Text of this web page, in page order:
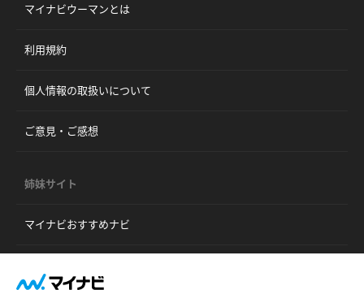
マイナビウーマンとは
利用規約
個人情報の取扱いについて
ご意見・ご感想
姉妹サイト
マイナビおすすめナビ